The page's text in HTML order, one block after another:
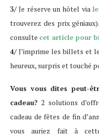
3/ Je réserve un hôtel via
trouverez des prix
consulte cet article pour
4/ J’imprime les billets et
heureux, surpris et touché
Vous vous dites peut-
cadeau? 2 solutions
cadeau de fêtes de fin
vous auriez fait à